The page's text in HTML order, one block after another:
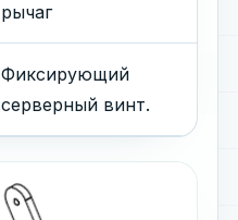
рычаг
Фиксирующий
серверный винт.